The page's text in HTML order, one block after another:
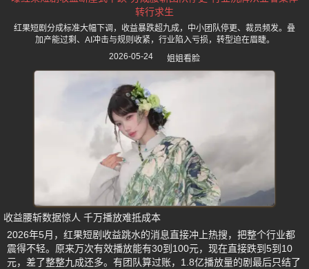
转行求生
红果短剧分成标准大幅下调，收益暴跌超九成，中小团队停更、裁员频发。叠
加产能过剩、AI冲击与规则收紧，行业陷入亏损，转型迫在眉睫。
2026-05-24
姐姐看脸
收益腰斩数据惊人 千万播放难抵成本
2026年5月，红果短剧收益跳水的消息直接冲上热搜，把整个行业都
震得不轻。原来万次有效播放能有30到100元，现在直接跌到5到10
元，差了整整九成还多。有团队算过账，1.8亿播放量的剧最后只结了